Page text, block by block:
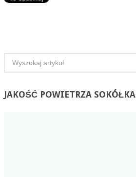
JAKOŚĆPOWIETRZA SOKÓŁKA